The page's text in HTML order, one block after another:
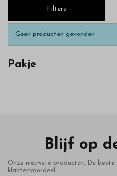
hoge
kwaliteit
in
Filters
Geen producten gevonden
Pakje
Blijf op
Onze nieuwste producten, De
klantenvoordeel